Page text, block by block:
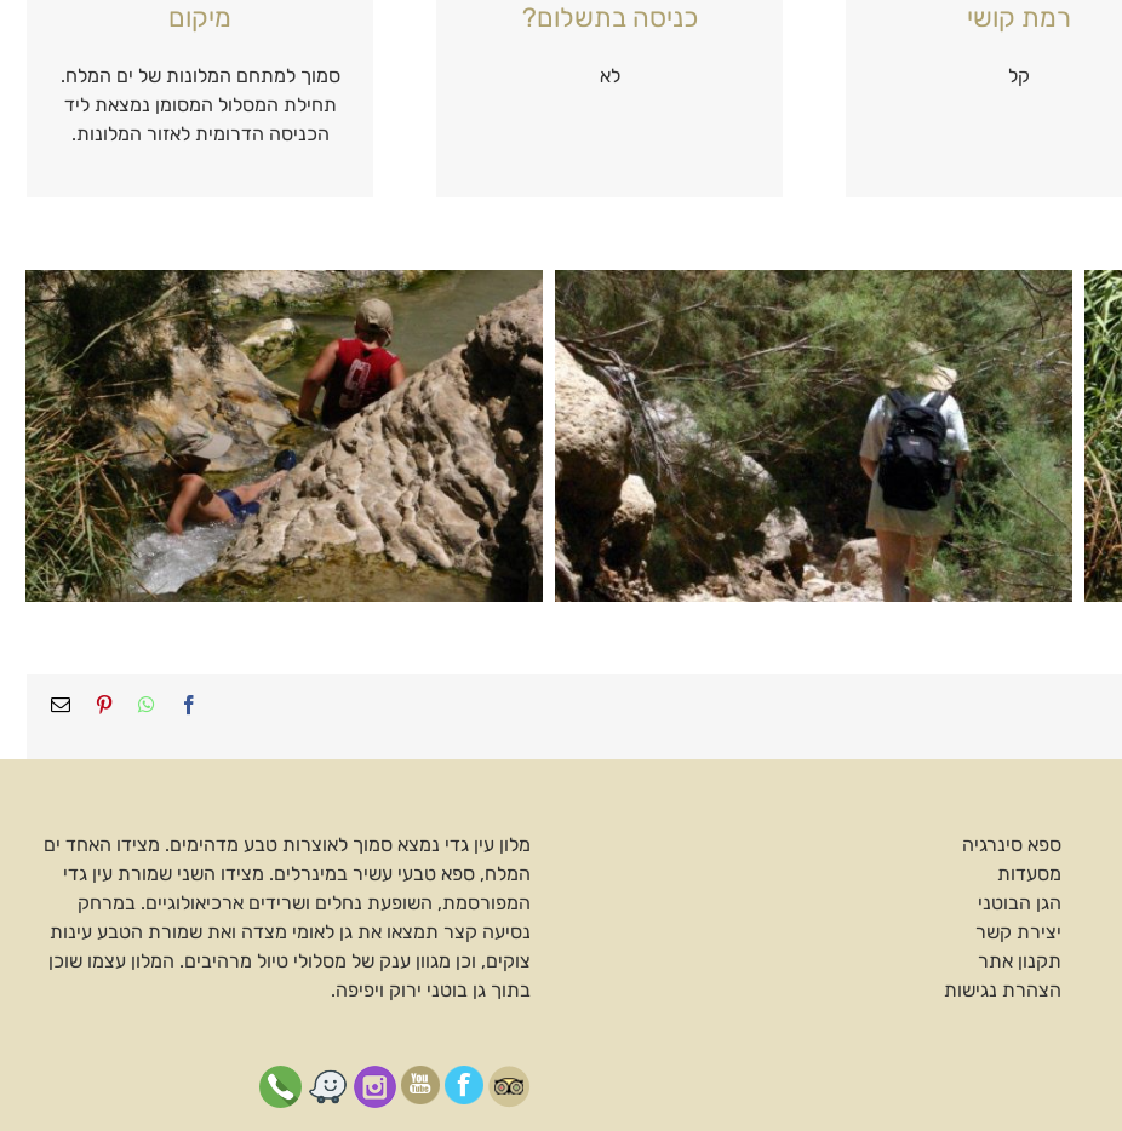
רמת קושי
קל
כניסה בתשלום?
לא
מיקום
סמוך למתחם המלונות של ים המלח.
תחילת המסלול המסומן נמצאת ליד
הכניסה הדרומית לאזור המלונות.
Facebook
WhatsApp
Pinterestכתובת
ספא סינרגיה
מסעדות
הגן הבוטני
יצירת קשר
תקנון אתר
הצהרת נגישות
מלון עין גדי נמצא סמוך לאוצרות טבע מדהימים. מצידו האחד ים
המלח, ספא טבעי עשיר במינרלים. מצידו השני שמורת עין גדי
המפורסמת, השופעת נחלים ושרידים ארכיאולוגיים. במרחק
נסיעה קצר תמצאו את גן לאומי מצדה ואת שמורת הטבע עינות
צוקים, וכן מגוון ענק של מסלולי טיול מרהיבים. המלון עצמו שוכן
בתוך גן בוטני ירוק ויפיפה.